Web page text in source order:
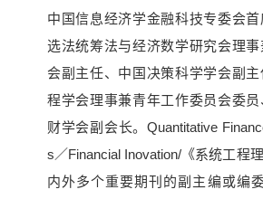
中国信息经济学金融科技专委会
选法统筹法与经济数学研究会理
会副主任、中国决策科学学会副
程学会理事兼青年工作委员会委
财学会副会长。Quantitative
s／Financial Inovation/《系统工程
内外多个重要期刊的副主编或编